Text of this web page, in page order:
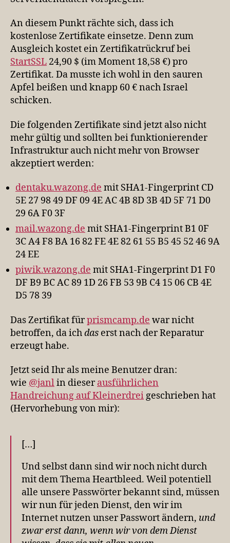
An diesem Punkt rächte sich, dass ich
kostenlose Zertifikate einsetze. Denn zum
Ausgleich kostet ein Zertifikatrückruf bei
StartSSL 24,90 $ (im Moment 18,58 €) pro
Zertifikat. Da musste ich wohl in den sauren
Apfel beißen und knapp 60 € nach Israel
schicken.
Die folgenden Zertifikate sind jetzt also nicht
mehr gültig und sollten bei funktionierender
Infrastruktur auch nicht mehr von Browser
akzeptiert werden:
dentaku.wazong.de mit SHA1-Fingerprint CD
5E 27 98 49 DF 09 4E AC 4B 8D 3B 4D 5F 71 D0
29 6A F0 3F
mail.wazong.de mit SHA1-Fingerprint B1 0F
3C A4 F8 BA 16 82 FE 4E 82 61 55 B5 45 52 46 9A
24 EE
piwik.wazong.de mit SHA1-Fingerprint D1 F0
DF B9 BC AC 89 1D 26 FB 53 9B C4 15 06 CB 4E
D5 78 39
Das Zertifikat fürprismcamp.de war nicht
betroffen, da ichdas erst nach der Reparatur
erzeugt habe.
Jetzt seid Ihr als meine Benutzer dran:
wie @janlin dieserausführlichen
Handreichung auf Kleinerdreigeschrieben hat
(Hervorhebung von mir):
[…]
Und selbst dann sind wir noch nicht durch
mit dem Thema Heartbleed. Weil potentiell
alle unsere Passwörter bekannt sind, müssen
wir nun für jeden Dienst, den wir im
Internet nutzen unser Passwort ändern, und
zwar erst dann, wenn wir von dem Dienst